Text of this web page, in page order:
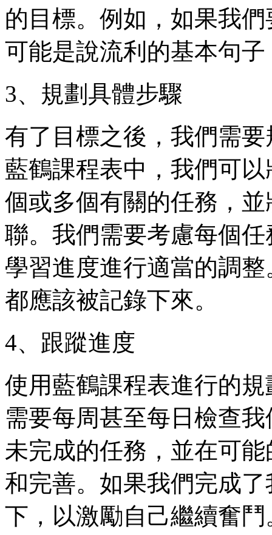
的目標。例如，如果我
可能是說流利的基本句
3、規劃具體步驟
有了目標之後，我們需
藍鶴課程表中，我們可
個或多個有關的任務，
聯。我們需要考慮每個
學習進度進行適當的調
都應該被記錄下來。
4、跟蹤進度
使用藍鶴課程表進行的
需要每周甚至每日檢查
未完成的任務，並在可
和完善。如果我們完成
下，以激勵自己繼續奮